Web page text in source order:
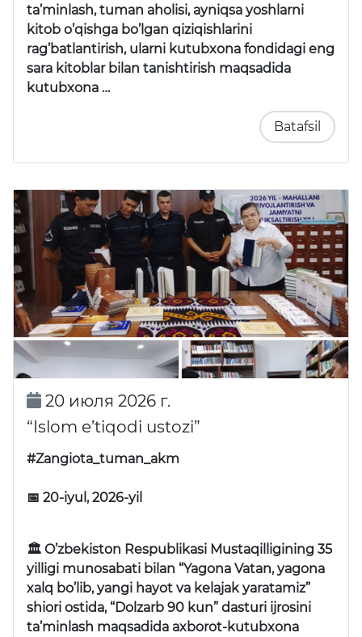
ta’minlash, tuman aholisi, ayniqsa yoshlarni
kitob o’qishga bo’lgan qiziqishlarini
rag’batlantirish, ularni kutubxona fondidagi eng
sara kitoblar bilan tanishtirish maqsadida
kutubxona …
Batafsil
20 июля 2026 г.
“Islom e’tiqodi ustozi”
#Zangiota_tuman_akm
📅 20-iyul, 2026-yil
🏛 O’zbekiston Respublikasi Mustaqilligining 35
yilligi munosabati bilan “Yagona Vatan, yagona
xalq bo’lib, yangi hayot va kelajak yaratamiz”
shiori ostida, “Dolzarb 90 kun” dasturi ijrosini
ta’minlash maqsadida axborot-kutubxona